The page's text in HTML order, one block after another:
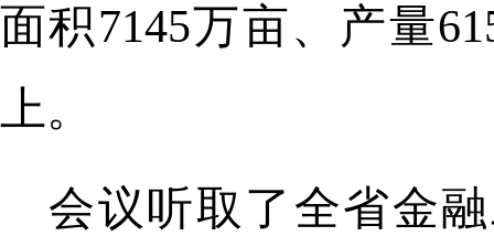
面积7145万亩、产量
上。
会议听取了全省金